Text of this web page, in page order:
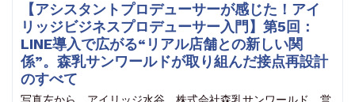
【アシスタントプロデューサーが感じた！アイ
リッジビジネスプロデューサー入門】第5回：
LINE導入で広がる“リアル店舗との新しい関
係”。森乳サンワールドが取り組んだ接点再設計
のすべて